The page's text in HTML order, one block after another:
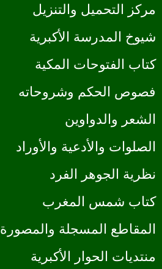
مركز التحميل والتنزيل
شيوخ المدرسة الأكبرية
كتاب الفتوحات المكية
فصوص الحكم وشروحاته
الشعر والدواوين
الصلوات والأدعية والأوراد
نظرية الجوهر الفرد
كتاب شمس المغرب
المقاطع المسجلة والمصورة
منتديات الحوار الأكبرية